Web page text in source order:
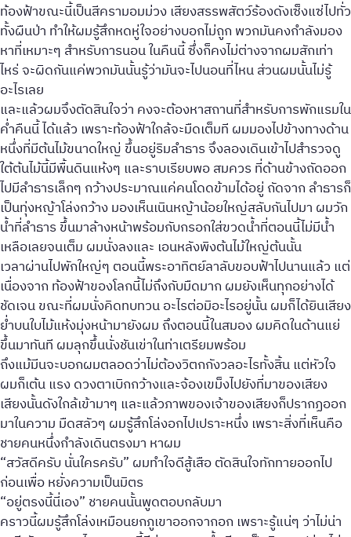
ท้องฟ้าขณะนี้เป็นสีครามอมม่วง เสียงสรรพสัตว์ร้องดังเซ็งแซ่ไปทั่ว
ทั้งผืนป่า ทำให้ผมรู้สึกหดหู่ใจอย่างบอกไม่ถูก พวกมันคงกำลังมอง
หาที่เหมาะๆ สำหรับการนอน ในคืนนี้ ซึ่งก็คงไม่ต่างจากผมสักเท่า
ไหร่ จะผิดกันแค่พวกมันนั้นรู้ว่ามันจะไปนอนที่ไหน ส่วนผมนั้นไม่รู้
อะไรเลย
และแล้วผมจึงตัดสินใจว่า คงจะต้องหาสถานที่สำหรับการพักแรมใน
ค่ำคืนนี้ ได้แล้ว เพราะท้องฟ้าใกล้จะมืดเต็มที ผมมองไปข้างทางด้าน
หนึ่งที่มีต้นไม้ขนาดใหญ่ ขึ้นอยู่ริมลำธาร จึงลองเดินเข้าไปสำรวจดู
ใต้ต้นไม้นี้มีพื้นดินแห้งๆ และราบเรียบพอ สมควร ที่ด้านข้างถัดออก
ไปมีลำธารเล็กๆ กว้างประมาณแค่คนโดดข้ามได้อยู่ ถัดจาก ลำธารก็
เป็นทุ่งหญ้าโล่งกว้าง มองเห็นเนินหญ้าน้อยใหญ่สลับกันไปมา ผมวัก
น้ำที่ลำธาร ขึ้นมาล้างหน้าพร้อมกับกรอกใส่ขวดน้ำที่ตอนนี้ไม่มีน้ำ
เหลือเลยจนเต็ม ผมนั่งลงและ เอนหลังพิงต้นไม้ใหญ่ต้นนั้น
เวลาผ่านไปพักใหญ่ๆ ตอนนี้พระอาทิตย์ลาลับขอบฟ้าไปนานแล้ว แต่
เนื่องจาก ท้องฟ้าของโลกนี้ไม่ถึงกับมืดมาก ผมยังเห็นทุกอย่างได้
ชัดเจน ขณะที่ผมนั่งคิดทบทวน อะไรต่อมิอะไรอยู่นั้น ผมก็ได้ยินเสียง
ย่ำบนใบไม้แห้งมุ่งหน้ามายังผม ถึงตอนนี้ในสมอง ผมคิดในด้านแย่
ขึ้นมาทันที ผมลุกขึ้นนั่งชันเข่าในท่าเตรียมพร้อม
ถึงแม้มีนจะบอกผมตลอดว่าไม่ต้องวิตกกังวลอะไรทั้งสิ้น แต่หัวใจ
ผมก็เต้น แรง ดวงตาเบิกกว้างและจ้องเขม็งไปยังที่มาของเสียง
เสียงนั้นดังใกล้เข้ามาๆ และแล้วภาพของเจ้าของเสียงก็ปรากฏออก
มาในความ มืดสลัวๆ ผมรู้สึกโล่งอกไปเปราะหนึ่ง เพราะสิ่งที่เห็นคือ
ชายคนหนึ่งกำลังเดินตรงมา หาผม
“สวัสดีครับ นั่นใครครับ” ผมทำใจดีสู้เสือ ตัดสินใจทักทายออกไป
ก่อนเพื่อ หยั่งความเป็นมิตร
“อยู่ตรงนี้นี่เอง” ชายคนนั้นพูดตอบกลับมา
คราวนี้ผมรู้สึกโล่งเหมือนยกภูเขาออกจากอก เพราะรู้แน่ๆ ว่าไม่น่า